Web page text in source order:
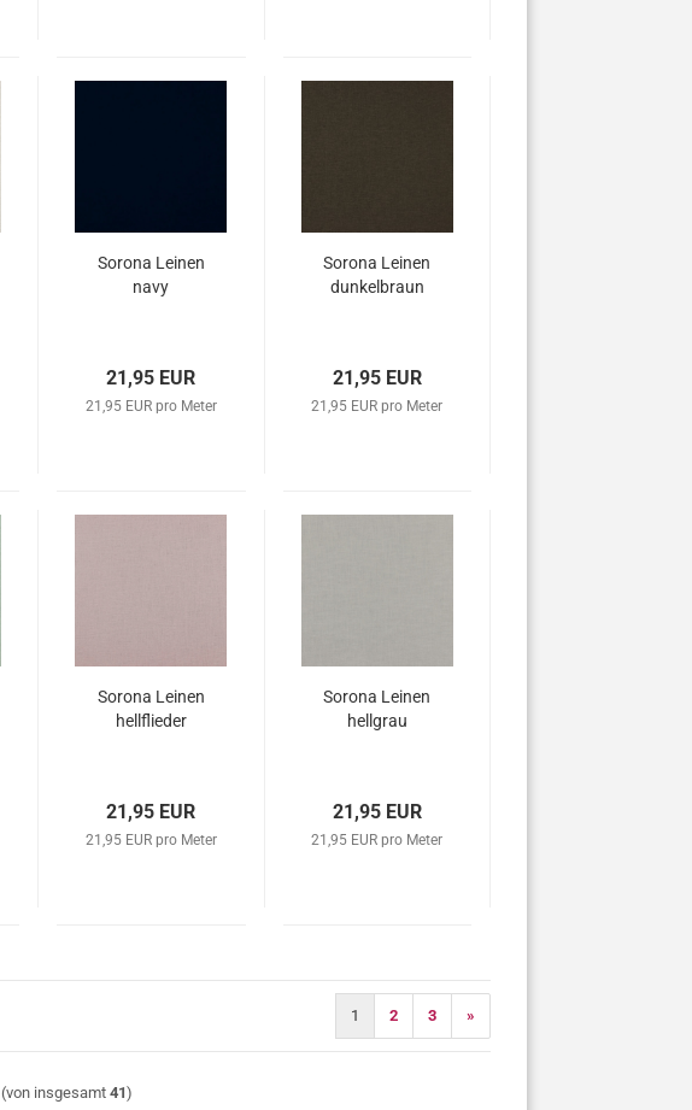
Sorona Leinen
navy
21,95 EUR
21,95 EUR pro Meter
Sorona Leinen
dunkelbraun
21,95 EUR
21,95 EUR pro Meter
Sorona Leinen
hellflieder
21,95 EUR
21,95 EUR pro Meter
Sorona Leinen
hellgrau
21,95 EUR
21,95 EUR pro Meter
1 2 3 »
(von insgesamt 41)